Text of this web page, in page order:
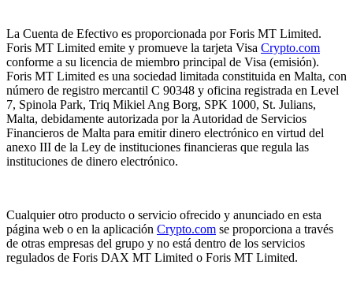
La Cuenta de Efectivo es proporcionada por Foris MT Limited.
Foris MT Limited emite y promueve la tarjeta Visa Crypto.com
conforme a su licencia de miembro principal de Visa (emisión).
Foris MT Limited es una sociedad limitada constituida en Malta, con
número de registro mercantil C 90348 y oficina registrada en Level
7, Spinola Park, Triq Mikiel Ang Borg, SPK 1000, St. Julians,
Malta, debidamente autorizada por la Autoridad de Servicios
Financieros de Malta para emitir dinero electrónico en virtud del
anexo III de la Ley de instituciones financieras que regula las
instituciones de dinero electrónico.
Cualquier otro producto o servicio ofrecido y anunciado en esta
página web o en la aplicación Crypto.com se proporciona a través
de otras empresas del grupo y no está dentro de los servicios
regulados de Foris DAX MT Limited o Foris MT Limited.